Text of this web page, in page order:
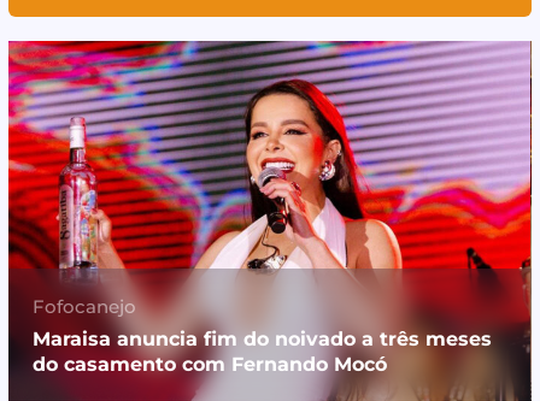
Fofocanejo
Maraisa anuncia fim do noivado a três meses
do casamento com Fernando Mocó